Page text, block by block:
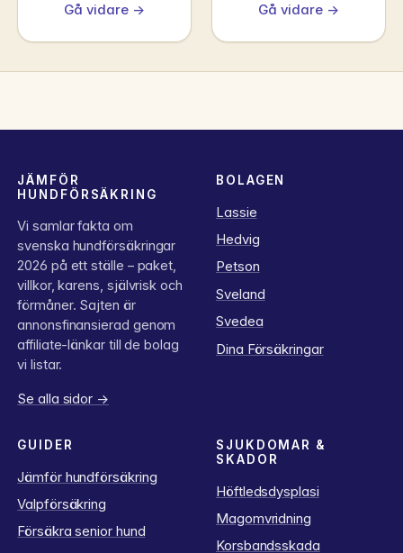
Gå vidare → Gå vidare →
JÄMFÖR
HUNDFÖRSÄKRING
Vi samlar fakta om
svenska hundförsäkringar
2026 på ett ställe – paket,
villkor, karens, självrisk och
förmåner. Sajten är
annonsfinansierad genom
affiliate-länkar till de bolag
vi listar.
Se alla sidor →
BOLAGEN
Lassie
Hedvig
Petson
Sveland
Svedea
Dina Försäkringar
GUIDER
Jämför hundförsäkring
Valpförsäkring
Försäkra senior hund
SJUKDOMAR &
SKADOR
Höftledsdysplasi
Magomvridning
Korsbandsskada